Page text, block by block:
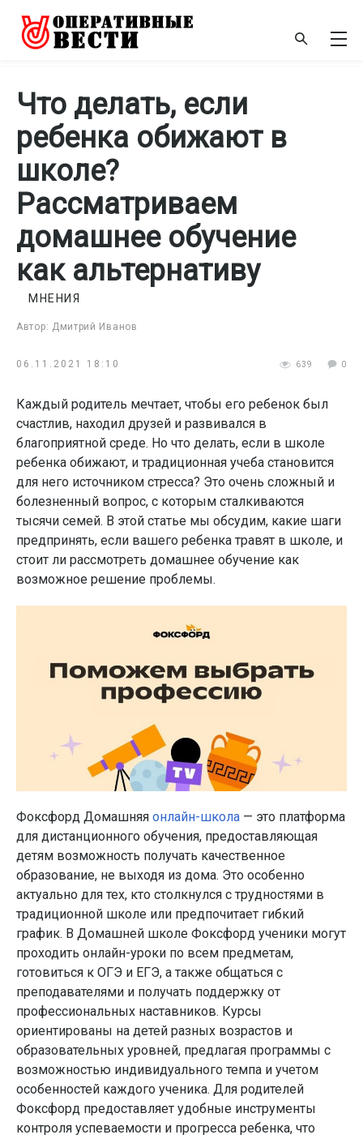
Что делать, если
ребенка обижают в
школе?
Рассматриваем
домашнее обучение
как альтернативу
Автор: Дмитрий Иванов
МНЕНИЯ
06.11.2021 18:10 639 0
Каждый родитель мечтает, чтобы его ребенок был
счастлив, находил друзей и развивался в
благоприятной среде. Но что делать, если в школе
ребенка обижают, и традиционная учеба становится
для него источником стресса? Это очень сложный и
болезненный вопрос, с которым сталкиваются
тысячи семей. В этой статье мы обсудим, какие шаги
предпринять, если вашего ребенка травят в школе, и
стоит ли рассмотреть домашнее обучение как
возможное решение проблемы.
Фоксфорд Домашняя онлайн-школа — это платформа
для дистанционного обучения, предоставляющая
детям возможность получать качественное
образование, не выходя из дома. Это особенно
актуально для тех, кто столкнулся с трудностями в
традиционной школе или предпочитает гибкий
график. В Домашней школе Фоксфорд ученики могут
проходить онлайн-уроки по всем предметам,
готовиться к ОГЭ и ЕГЭ, а также общаться с
преподавателями и получать поддержку от
профессиональных наставников. Курсы
ориентированы на детей разных возрастов и
образовательных уровней, предлагая программы с
возможностью индивидуального темпа и учетом
особенностей каждого ученика. Для родителей
Фоксфорд предоставляет удобные инструменты
контроля успеваемости и прогресса ребенка, что